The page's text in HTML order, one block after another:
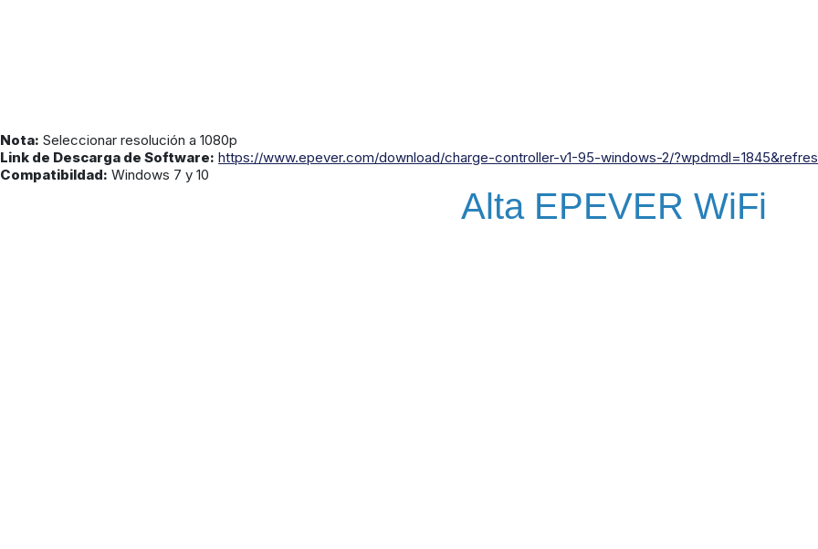
Nota: Seleccionar resolución a 1080p
Link de Descarga de Software: https://www.epever.com/download/charge-controller-v1-95-windows-2/
Compatibildad: Windows 7 y 10
Alta EPEVER WiFi